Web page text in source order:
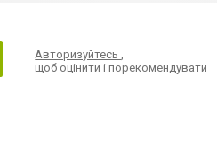
Авторизуйтесь,
щоб оцінити і порекомендувати